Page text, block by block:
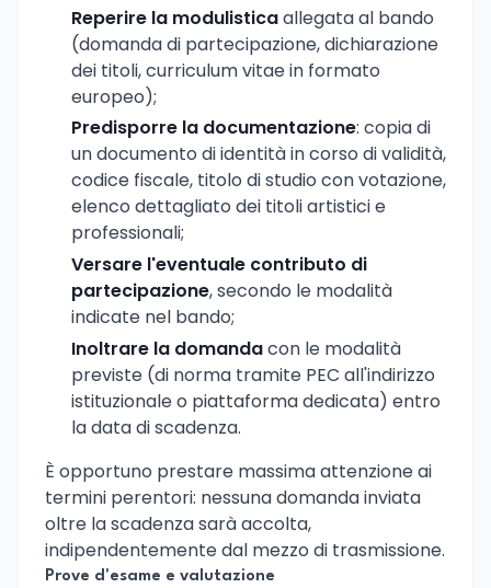
Reperire la modulisticaallegata al bando
(domanda di partecipazione, dichiarazione
dei titoli, curriculum vitae in formato
europeo);
Predisporre la documentazione: copia di
un documento di identità in corso di validità,
codice fiscale, titolo di studio con votazione,
elenco dettagliato dei titoli artistici e
professionali;
Versare l'eventuale contributo di
partecipazione, secondo le modalità
indicate nel bando;
Inoltrare la domandacon le modalità
previste (di norma tramite PEC all'indirizzo
istituzionale o piattaforma dedicata) entro
la data di scadenza.
È opportuno prestare massima attenzione ai
termini perentori: nessuna domanda inviata
oltre la scadenza sarà accolta,
indipendentemente dal mezzo di trasmissione.
Prove d'esame e valutazione